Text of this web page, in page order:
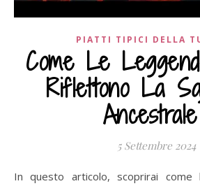
PIATTI TIPICI DELLA
Come Le
Riflettono La
5 Settembre 2024
In questo articolo, scoprirai come le leggende turche